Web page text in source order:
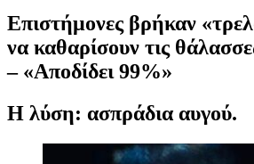
Επιστήμονες βρήκαν
να καθαρίσουν τις
– «Αποδίδει 99%»
Η λύση: ασπράδια αυγού.